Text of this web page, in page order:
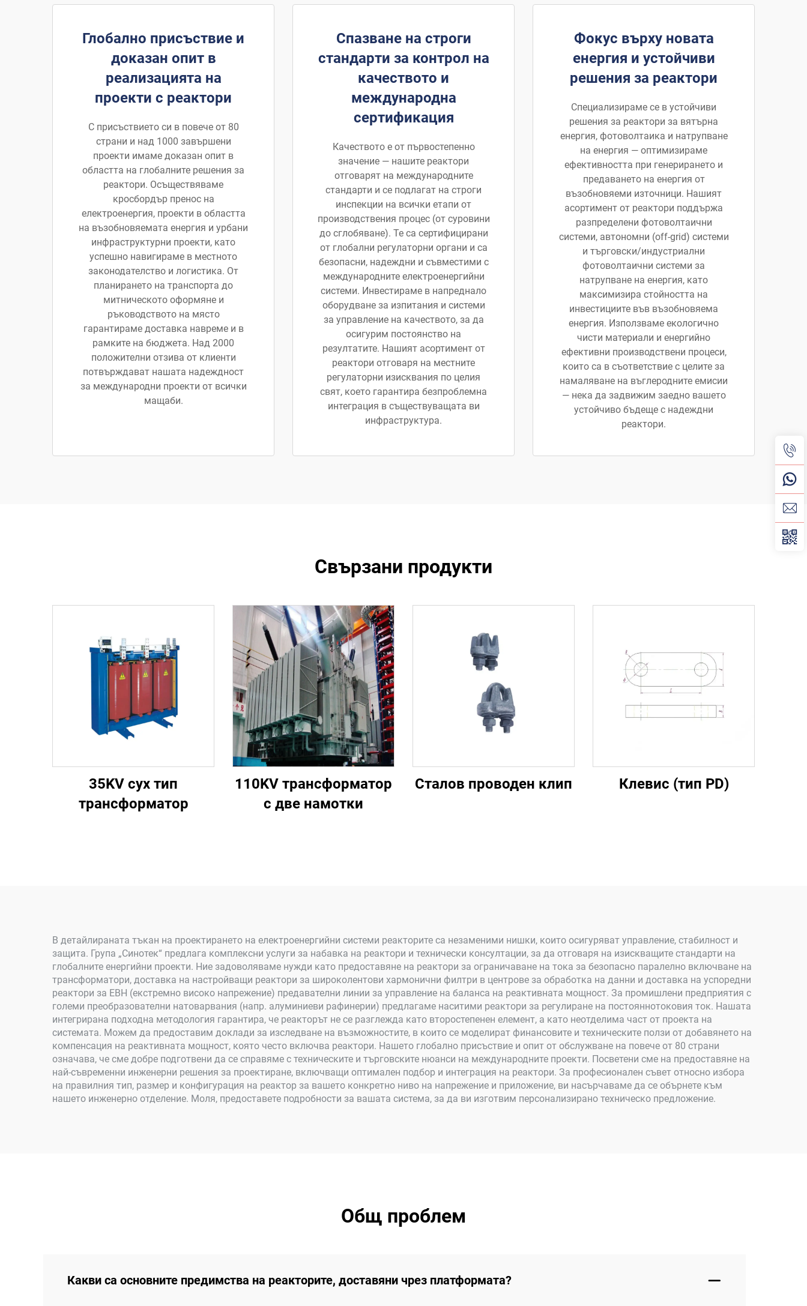
Глобално присъствие и
доказан опит в
реализацията на
проекти с реактори
С присъствието си в повече от 80
страни и над 1000 завършени
проекти имаме доказан опит в
областта на глобалните решения за
реактори. Осъществяваме
кросбордър пренос на
електроенергия, проекти в областта
на възобновяемата енергия и урбани
инфраструктурни проекти, като
успешно навигираме в местното
законодателство и логистика. От
планирането на транспорта до
митническото оформяне и
ръководството на място
гарантираме доставка навреме и в
рамките на бюджета. Над 2000
положителни отзива от клиенти
потвърждават нашата надеждност
за международни проекти от всички
мащаби.
Спазване на строги
стандарти за контрол на
качеството и
международна
сертификация
Качеството е от първостепенно
значение — нашите реактори
отговарят на международните
стандарти и се подлагат на строги
инспекции на всички етапи от
производствения процес (от суровини
до сглобяване). Те са сертифицирани
от глобални регулаторни органи и са
безопасни, надеждни и съвместими с
международните електроенергийни
системи. Инвестираме в напреднало
оборудване за изпитания и системи
за управление на качеството, за да
осигурим постоянство на
резултатите. Нашият асортимент от
реактори отговаря на местните
регулаторни изисквания по целия
свят, което гарантира безпроблемна
интеграция в съществуващата ви
инфраструктура.
Фокус върху новата
енергия и устойчиви
решения за реактори
Специализираме се в устойчиви
решения за реактори за вятърна
енергия, фотоволтаика и натрупване
на енергия — оптимизираме
ефективността при генерирането и
предаването на енергия от
възобновяеми източници. Нашият
асортимент от реактори поддържа
разпределени фотоволтаични
системи, автономни (off-grid) системи
и търговски/индустриални
фотоволтаични системи за
натрупване на енергия, като
максимизира стойността на
инвестициите във възобновяема
енергия. Използваме екологично
чисти материали и енергийно
ефективни производствени процеси,
които са в съответствие с целите за
намаляване на въглеродните емисии
— нека да задвижим заедно вашето
устойчиво бъдеще с надеждни
реактори.
Свързани продукти
35KV сух тип
трансформатор
110KV трансформатор
с две намотки
Сталов проводен клип Клевис (тип PD)
В детайлираната тъкан на проектирането на електроенергийни системи реакторите са незаменими нишки, които осигуряват управление, стабилност и
защита. Група „Синотек“ предлага комплексни услуги за набавка на реактори и технически консултации, за да отговаря на изискващите стандарти на
глобалните енергийни проекти. Ние задоволяваме нужди като предоставяне на реактори за ограничаване на тока за безопасно паралелно включване на
трансформатори, доставка на настройващи реактори за широколентови хармонични филтри в центрове за обработка на данни и доставка на успоредни
реактори за ЕВН (екстремно високо напрежение) предавателни линии за управление на баланса на реактивната мощност. За промишлени предприятия с
големи преобразователни натоварвания (напр. алуминиеви рафинерии) предлагаме наситими реактори за регулиране на постояннотоковия ток. Нашата
интегрирана подходна методология гарантира, че реакторът не се разглежда като второстепенен елемент, а като неотделима част от проекта на
системата. Можем да предоставим доклади за изследване на възможностите, в които се моделират финансовите и техническите ползи от добавянето на
компенсация на реактивната мощност, която често включва реактори. Нашето глобално присъствие и опит от обслужване на повече от 80 страни
означава, че сме добре подготвени да се справяме с техническите и търговските нюанси на международните проекти. Посветени сме на предоставяне на
най-съвременни инженерни решения за проектиране, включващи оптимален подбор и интеграция на реактори. За професионален съвет относно избора
на правилния тип, размер и конфигурация на реактор за вашето конкретно ниво на напрежение и приложение, ви насърчаваме да се обърнете към
нашето инженерно отделение. Моля, предоставете подробности за вашата система, за да ви изготвим персонализирано техническо предложение.
Общ проблем
Какви са основните предимства на реакторите, доставяни чрез платформата?